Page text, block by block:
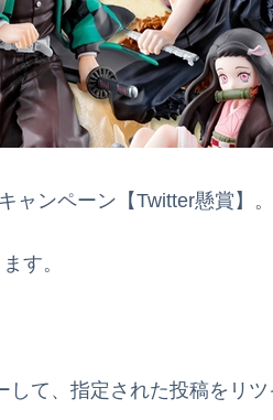
ャンペーン【Twitter懸賞】。
す。
て、指定された投稿をリ